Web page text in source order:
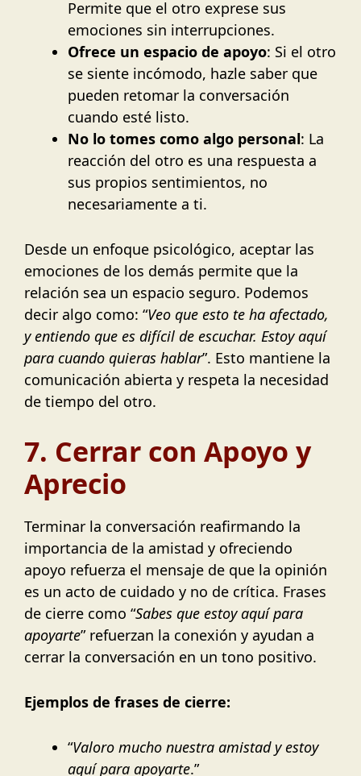
Permite que el otro exprese sus
emociones sin interrupciones.
Ofrece un espacio de apoyo: Si el otro
se siente incómodo, hazle saber que
pueden retomar la conversación
cuando esté listo.
No lo tomes como algo personal: La
reacción del otro es una respuesta a
sus propios sentimientos, no
necesariamente a ti.
Desde un enfoque psicológico, aceptar las
emociones de los demás permite que la
relación sea un espacio seguro. Podemos
decir algo como: “Veo que esto te ha afectado,
y entiendo que es difícil de escuchar. Estoy aquí
para cuando quieras hablar”. Esto mantiene la
comunicación abierta y respeta la necesidad
de tiempo del otro.
7. Cerrar con Apoyo y
Aprecio
Terminar la conversación reafirmando la
importancia de la amistad y ofreciendo
apoyo refuerza el mensaje de que la opinión
es un acto de cuidado y no de crítica. Frases
de cierre como “Sabes que estoy aquí para
apoyarte” refuerzan la conexión y ayudan a
cerrar la conversación en un tono positivo.
Ejemplos de frases de cierre:
“Valoro mucho nuestra amistad y estoy
aquí para apoyarte.”